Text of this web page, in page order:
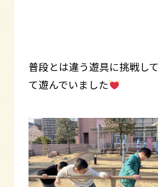
普段とは違う遊具に挑戦し
て遊んでいました